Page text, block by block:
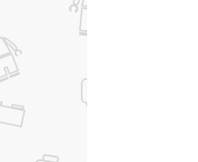
Участвуйте
Подробные